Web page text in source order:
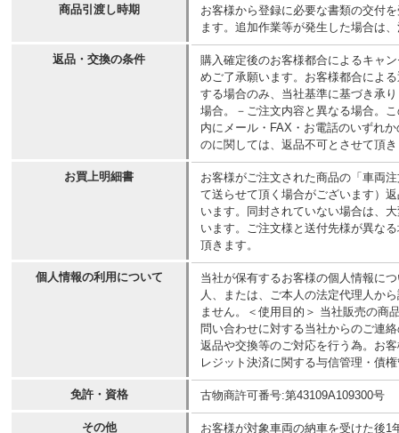
商品引渡し時期
お客様から登録に必要な書類の交付
ます。追加作業等が発生した場合は
返品・交換の条件
購入確定後のお客様都合によるキャ
めご了承願います。お客様都合によ
する場合のみ、当社基準に基づき承
場合。－ご注文内容と異なる場合。
内にメール・FAX・お電話のいずれ
のに関しては、返品不可とさせて頂
お買上明細書
お客様がご注文された商品の「車両
て送らせて頂く場合がございます）
います。同封されていない場合は、
います。ご注文様と送付先様が異な
頂きます。
個人情報の利用について
当社が保有するお客様の個人情報に
人、または、ご本人の法定代理人か
ません。＜使用目的＞ 当社販売の商
問い合わせに対する当社からのご連
返品や交換等のご対応を行う為。お
レジット決済に関する与信管理・債
免許・資格 古物商許可番号:第43109A109300号
その他
お客様が対象車両の納車を受けた後